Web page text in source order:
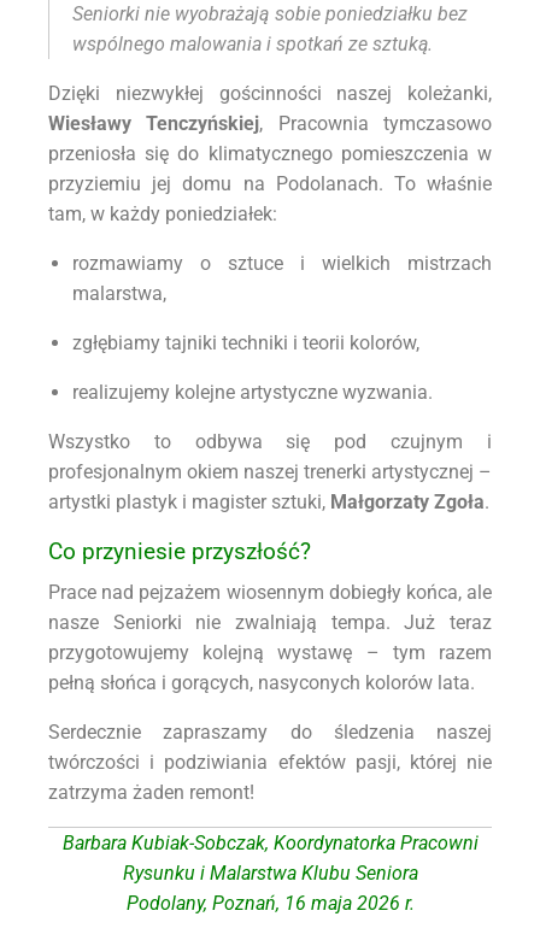
Seniorki nie wyobrażają sobie poniedziałku bez
wspólnego malowania i spotkań ze sztuką.
Dzięki niezwykłej gościnności naszej koleżanki,
Wiesławy Tenczyńskiej, Pracownia tymczasowo
przeniosła się do klimatycznego pomieszczenia w
przyziemiu jej domu na Podolanach. To właśnie
tam, w każdy poniedziałek:
rozmawiamy o sztuce i wielkich mistrzach
malarstwa,
zgłębiamy tajniki techniki i teorii kolorów,
realizujemy kolejne artystyczne wyzwania.
Wszystko to odbywa się pod czujnym i
profesjonalnym okiem naszej trenerki artystycznej –
artystki plastyk i magister sztuki, Małgorzaty Zgoła.
Co przyniesie przyszłość?
Prace nad pejzażem wiosennym dobiegły końca, ale
nasze Seniorki nie zwalniają tempa. Już teraz
przygotowujemy kolejną wystawę – tym razem
pełną słońca i gorących, nasyconych kolorów lata.
Serdecznie zapraszamy do śledzenia naszej
twórczości i podziwiania efektów pasji, której nie
zatrzyma żaden remont!
Barbara Kubiak-Sobczak, Koordynatorka Pracowni
Rysunku i Malarstwa Klubu Seniora
Podolany, Poznań, 16 maja 2026 r.